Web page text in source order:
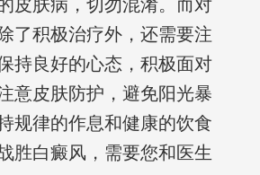
皮肤病，切勿混淆。而对
了积极治疗外，还需要注
持良好的心态，积极面对
意皮肤防护，避免阳光暴
规律的作息和健康的饮食
胜白癜风，需要您和医生